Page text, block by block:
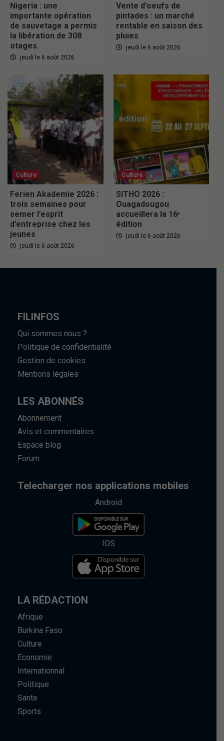
Nigeria : une
importante opération
de sauvetage a permis
la libération de 308
otages.
jeudi le 6 août 2026
Vente d’oeufs de
pintades : un marché
rentable en saison des
pluies
jeudi le 6 août 2026
Culture
Ferien Akademie 2026 :
trois semaines pour
semer l’esprit
d’entreprise chez les
jeunes
jeudi le 6 août 2026
Culture
SITHO 2026 :
Ouagadougou
accueillera la 16ᵉ
édition
jeudi le 6 août 2026
FILINFOS
Qui sommes nous ?
Politique de confidentialité
Gestion de cookies
Mentions légales
LES ABONNÉS
Abonnement
Avis et commentaires
Espace blog
Forum
Telecharger nos applications mobiles
Android
IOS
LA RÉDACTION
Afrique
Burkina Faso
Culture
Economie
Internationnal
Politique
Sante
Sports